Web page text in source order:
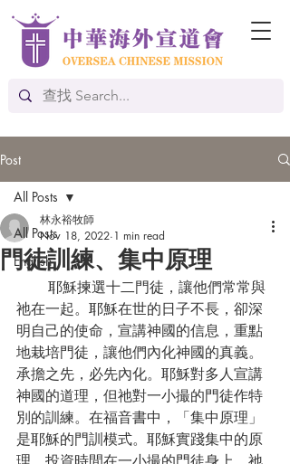
Post
All Posts
English
All Posts
門徒訓練、集中原理
林永裕牧師
Nov 18, 2022 1 min read
祂在一起。耶穌在世的日子不長，卻深
明自己的使命，宣講神國的信息，重點
地栽培門徒，讓他們內化神國的真義。
承擔之先，必先內化。耶穌對多人宣講
神國的道理，但祂對一小撮的門徒作特
別的訓練。在福音書中，「集中原理」
是耶穌的門訓模式。耶穌實踐集中的原